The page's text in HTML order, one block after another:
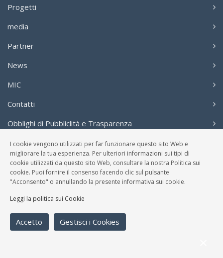
Progetti
media
Partner
News
MIC
Contatti
Obblighi di Pubbliclità e Trasparenza
Seguici
I cookie vengono utilizzati per far funzionare questo sito Web e
migliorare la tua esperienza. Per ulteriori informazioni sui tipi di
cookie utilizzati da questo sito Web, consultare la nostra Politica sui
cookie. Puoi fornire il consenso facendo clic sul pulsante
"Acconsento" o annullando la presente informativa sui cookie.
Leggi la politica sui Cookie
Accetto Gestisci i Cookies